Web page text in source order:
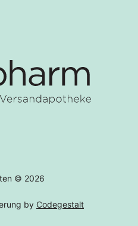
© 2026
by Codegestalt